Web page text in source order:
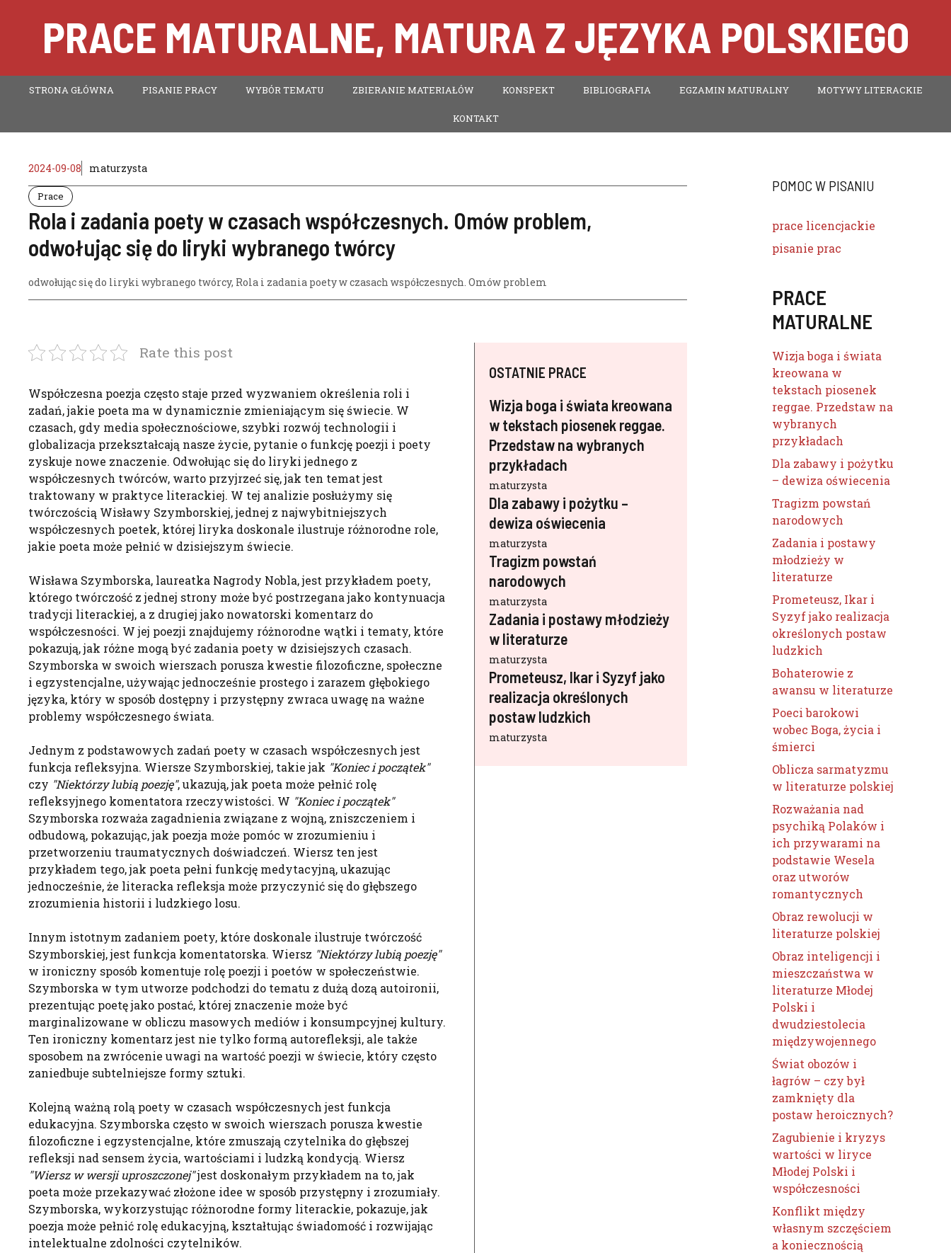
PRACE MATURALNE, MATURA Z JĘZYKA POLSKIEGO
STRONA GŁÓWNA PISANIE PRACY WYBÓR TEMATU ZBIERANIE MATERIAŁÓW KONSPEKT BIBLIOGRAFIA EGZAMIN MATURALNY MOTYWY LITERACKIE
KONTAKT
2024-09-08 maturzysta
Prace
Rola i zadania poety w czasach współczesnych. Omów problem,
odwołując się do liryki wybranego twórcy
odwołując się do liryki wybranego twórcy, Rola i zadania poety w czasach współczesnych. Omów problem
Rate this post
Współczesna poezja często staje przed wyzwaniem określenia roli i
zadań, jakie poeta ma w dynamicznie zmieniającym się świecie. W
czasach, gdy media społecznościowe, szybki rozwój technologii i
globalizacja przekształcają nasze życie, pytanie o funkcję poezji i poety
zyskuje nowe znaczenie. Odwołując się do liryki jednego z
współczesnych twórców, warto przyjrzeć się, jak ten temat jest
traktowany w praktyce literackiej. W tej analizie posłużymy się
twórczością Wisławy Szymborskiej, jednej z najwybitniejszych
współczesnych poetek, której liryka doskonale ilustruje różnorodne role,
jakie poeta może pełnić w dzisiejszym świecie.
Wisława Szymborska, laureatka Nagrody Nobla, jest przykładem poety,
którego twórczość z jednej strony może być postrzegana jako kontynuacja
tradycji literackiej, a z drugiej jako nowatorski komentarz do
współczesności. W jej poezji znajdujemy różnorodne wątki i tematy, które
pokazują, jak różne mogą być zadania poety w dzisiejszych czasach.
Szymborska w swoich wierszach porusza kwestie filozoficzne, społeczne
i egzystencjalne, używając jednocześnie prostego i zarazem głębokiego
języka, który w sposób dostępny i przystępny zwraca uwagę na ważne
problemy współczesnego świata.
Jednym z podstawowych zadań poety w czasach współczesnych jest
funkcja refleksyjna. Wiersze Szymborskiej, takie jak "Koniec i początek"
czy "Niektórzy lubią poezję", ukazują, jak poeta może pełnić rolę
refleksyjnego komentatora rzeczywistości. W "Koniec i początek"
Szymborska rozważa zagadnienia związane z wojną, zniszczeniem i
odbudową, pokazując, jak poezja może pomóc w zrozumieniu i
przetworzeniu traumatycznych doświadczeń. Wiersz ten jest
przykładem tego, jak poeta pełni funkcję medytacyjną, ukazując
jednocześnie, że literacka refleksja może przyczynić się do głębszego
zrozumienia historii i ludzkiego losu.
Innym istotnym zadaniem poety, które doskonale ilustruje twórczość
Szymborskiej, jest funkcja komentatorska. Wiersz "Niektórzy lubią poezję"
w ironiczny sposób komentuje rolę poezji i poetów w społeczeństwie.
Szymborska w tym utworze podchodzi do tematu z dużą dozą autoironii,
prezentując poetę jako postać, której znaczenie może być
marginalizowane w obliczu masowych mediów i konsumpcyjnej kultury.
Ten ironiczny komentarz jest nie tylko formą autorefleksji, ale także
sposobem na zwrócenie uwagi na wartość poezji w świecie, który często
zaniedbuje subtelniejsze formy sztuki.
Kolejną ważną rolą poety w czasach współczesnych jest funkcja
edukacyjna. Szymborska często w swoich wierszach porusza kwestie
filozoficzne i egzystencjalne, które zmuszają czytelnika do głębszej
refleksji nad sensem życia, wartościami i ludzką kondycją. Wiersz
"Wiersz w wersji uproszczonej"jest doskonałym przykładem na to, jak
poeta może przekazywać złożone idee w sposób przystępny i zrozumiały.
Szymborska, wykorzystując różnorodne formy literackie, pokazuje, jak
poezja może pełnić rolę edukacyjną, kształtując świadomość i rozwijając
intelektualne zdolności czytelników.
OSTATNIE PRACE
Wizja boga i świata kreowana
w tekstach piosenek reggae.
Przedstaw na wybranych
przykładach
maturzysta
Dla zabawy i pożytku –
dewiza oświecenia
maturzysta
Tragizm powstań
narodowych
maturzysta
Zadania i postawy młodzieży
w literaturze
maturzysta
Prometeusz, Ikar i Syzyf jako
realizacja określonych
postaw ludzkich
maturzysta
POMOC W PISANIU
prace licencjackie
pisanie prac
PRACE
MATURALNE
Wizja boga i świata
kreowana w
tekstach piosenek
reggae. Przedstaw na
wybranych
przykładach
Dla zabawy i pożytku
– dewiza oświecenia
Tragizm powstań
narodowych
Zadania i postawy
młodzieży w
literaturze
Prometeusz, Ikar i
Syzyf jako realizacja
określonych postaw
ludzkich
Bohaterowie z
awansu w literaturze
Poeci barokowi
wobec Boga, życia i
śmierci
Oblicza sarmatyzmu
w literaturze polskiej
Rozważania nad
psychiką Polaków i
ich przywarami na
podstawie Wesela
oraz utworów
romantycznych
Obraz rewolucji w
literaturze polskiej
Obraz inteligencji i
mieszczaństwa w
literaturze Młodej
Polski i
dwudziestolecia
międzywojennego
Świat obozów i
łagrów – czy był
zamknięty dla
postaw heroicznych?
Zagubienie i kryzys
wartości w liryce
Młodej Polski i
współczesności
Konflikt między
własnym szczęściem
a koniecznością